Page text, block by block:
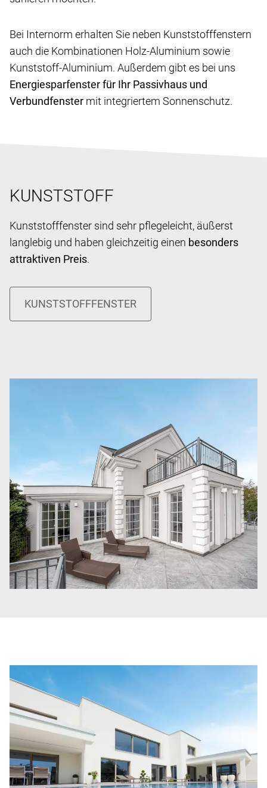
Bei Internorm erhalten Sie neben Kunststofffenstern
auch die Kombinationen Holz-Aluminium sowie
Kunststoff-Aluminium. Außerdem gibt es bei uns
Energiesparfenster für Ihr Passivhaus und
Verbundfenster mit integriertem Sonnenschutz.
KUNSTSTOFF
Kunststofffenster sind sehr pflegeleicht, äußerst
langlebig und haben gleichzeitig einen besonders
attraktiven Preis.